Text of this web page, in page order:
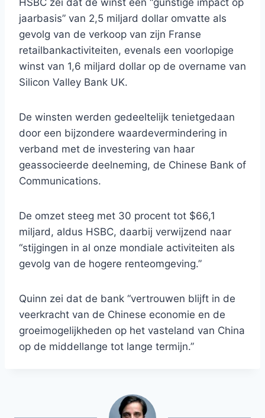
HSBC zei dat de winst een “gunstige impact op
jaarbasis” van 2,5 miljard dollar omvatte als
gevolg van de verkoop van zijn Franse
retailbankactiviteiten, evenals een voorlopige
winst van 1,6 miljard dollar op de overname van
Silicon Valley Bank UK.
De winsten werden gedeeltelijk tenietgedaan
door een bijzondere waardevermindering in
verband met de investering van haar
geassocieerde deelneming, de Chinese Bank of
Communications.
De omzet steeg met 30 procent tot $66,1
miljard, aldus HSBC, daarbij verwijzend naar
“stijgingen in al onze mondiale activiteiten als
gevolg van de hogere renteomgeving.”
Quinn zei dat de bank “vertrouwen blijft in de
veerkracht van de Chinese economie en de
groeimogelijkheden op het vasteland van China
op de middellange tot lange termijn.”